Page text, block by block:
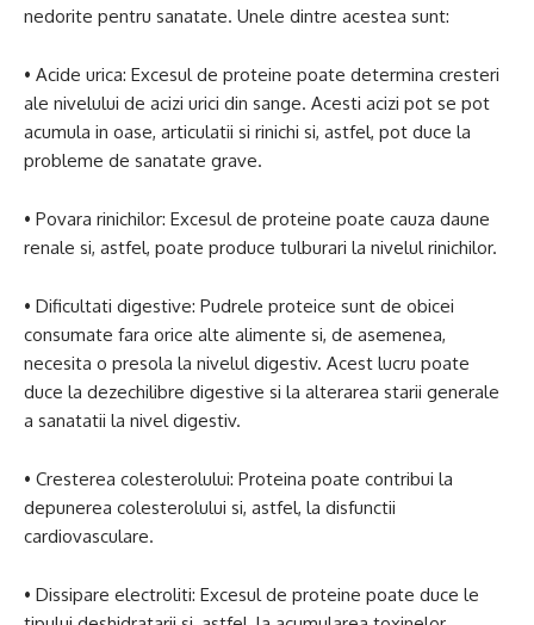
nedorite pentru sanatate. Unele dintre acestea sunt:
• Acide urica: Excesul de proteine poate determina cresteri
ale nivelului de acizi urici din sange. Acesti acizi pot se pot
acumula in oase, articulatii si rinichi si, astfel, pot duce la
probleme de sanatate grave.
• Povara rinichilor: Excesul de proteine poate cauza daune
renale si, astfel, poate produce tulburari la nivelul rinichilor.
• Dificultati digestive: Pudrele proteice sunt de obicei
consumate fara orice alte alimente si, de asemenea,
necesita o presola la nivelul digestiv. Acest lucru poate
duce la dezechilibre digestive si la alterarea starii generale
a sanatatii la nivel digestiv.
• Cresterea colesterolului: Proteina poate contribui la
depunerea colesterolului si, astfel, la disfunctii
cardiovasculare.
• Dissipare electroliti: Excesul de proteine poate duce le